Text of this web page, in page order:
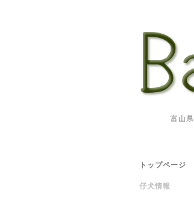
富山県のト
トップページ
仔犬情報